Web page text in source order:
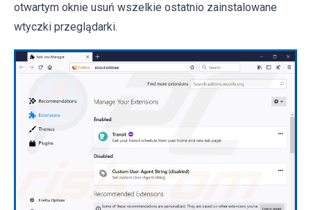
otwartym oknie usuń wszelkie ostatnio zainstalowane
wtyczki przeglądarki.